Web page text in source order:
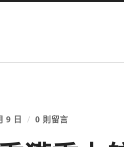
9 日 / 0 則留言